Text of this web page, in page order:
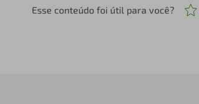
Esse conteúdo foi útil para você?